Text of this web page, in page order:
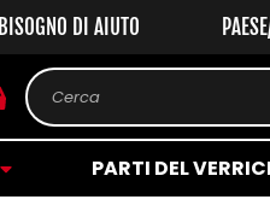
BISOGNO DI AIUTO
PARTI DEL
Cerca